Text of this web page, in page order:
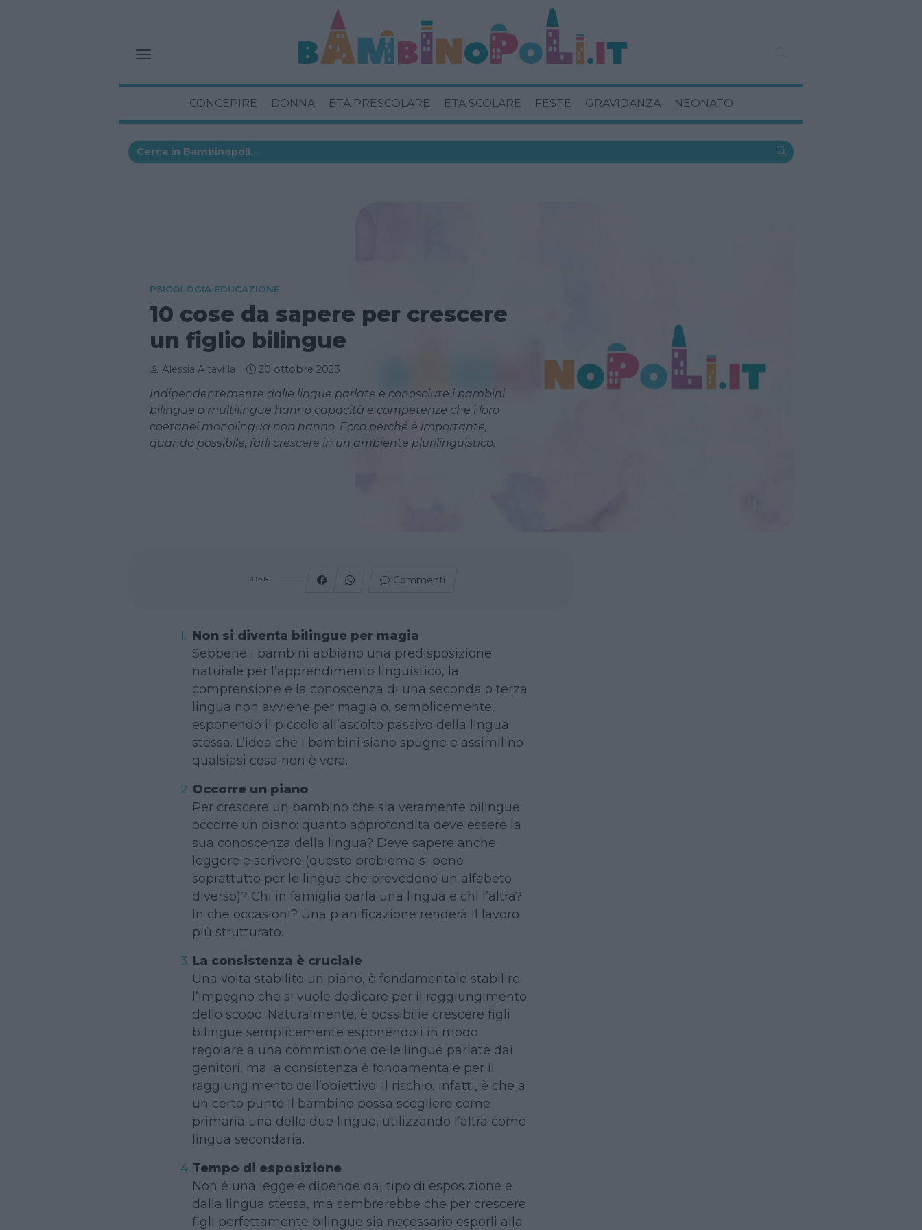
CONCEPIRE DONNA ETÀ PRESCOLARE ETÀ SCOLARE FESTE GRAVIDANZA NEONATO
PSICOLOGIA EDUCAZIONE
10 cose da sapere per crescere
un figlio bilingue
Alessia Altavilla 20 ottobre 2023
Indipendentemente dalle lingue parlate e conosciute i bambini
bilingue o multilingue hanno capacità e competenze che i loro
coetanei monolingua non hanno. Ecco perché è importante,
quando possibile, farli crescere in un ambiente plurilinguistico.
SHARE Commenti
Non si diventa bilingue per magia
Sebbene i bambini abbiano una predisposizione
naturale per l’apprendimento linguistico, la
comprensione e la conoscenza di una seconda o terza
lingua non avviene per magia o, semplicemente,
esponendo il piccolo all’ascolto passivo della lingua
stessa. L’idea che i bambini siano spugne e assimilino
qualsiasi cosa non è vera.
Occorre un piano
Per crescere un bambino che sia veramente bilingue
occorre un piano: quanto approfondita deve essere la
sua conoscenza della lingua? Deve sapere anche
leggere e scrivere (questo problema si pone
soprattutto per le lingua che prevedono un alfabeto
diverso)? Chi in famiglia parla una lingua e chi l’altra?
In che occasioni? Una pianificazione renderà il lavoro
più strutturato.
La consistenza è cruciale
Una volta stabilito un piano, è fondamentale stabilire
l’impegno che si vuole dedicare per il raggiungimento
dello scopo. Naturalmente, è possibilie crescere figli
bilingue semplicemente esponendoli in modo
regolare a una commistione delle lingue parlate dai
genitori, ma la consistenza è fondamentale per il
raggiungimento dell’obiettivo. il rischio, infatti, è che a
un certo punto il bambino possa scegliere come
primaria una delle due lingue, utilizzando l’altra come
lingua secondaria.
Tempo di esposizione
Non è una legge e dipende dal tipo di esposizione e
dalla lingua stessa, ma sembrerebbe che per crescere
figli perfettamente bilingue sia necessario esporli alla